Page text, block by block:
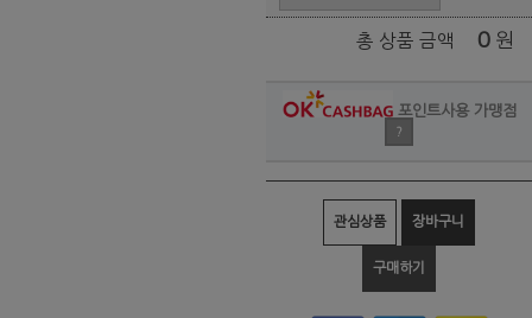
총 상품 금액 0 원
포인트사용 가맹점
?
관심상품 장바구니
구매하기